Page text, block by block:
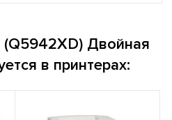
Двойная
в принтерах: